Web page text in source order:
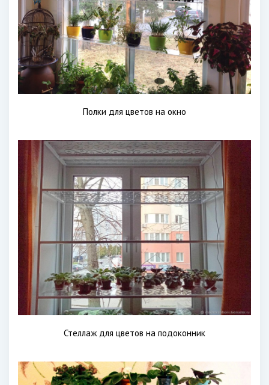
Полки для цветов на окно
Стеллаж для цветов на подоконник